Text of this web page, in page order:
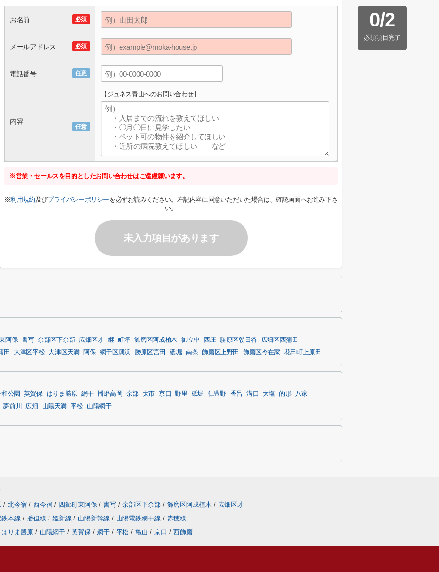
0/2
必須項目完了
必須
お名前
必須
メールアドレス
任意
電話番号
任意
内容
【ジュネス青山へのお問い合わせ】
※営業・セールスを目的としたお問い合わせはご遠慮願います。
※利用規約及びプライバシーポリシーを必ずお読みください。左記内容に同意いただいた場合は、確認画面へお進み下さ
い。
未入力項目があります
阿保 書写 余部区下余部 広畑区才 継 町坪 飾磨区阿成植木 御立中 西庄 勝原区朝日谷
広畑区西蒲田
田
大津区平松 大津区天満 阿保 網干区興浜 勝原区宮田 砥堀 南条 飾磨区上野田 飾磨区今在家 花田町上原田
公園 英賀保 はりま勝原 網干 播磨高岡 余部 太市 京口 野里 砥堀 仁豊野 香呂 溝口 大塩 的形
八家
夢前川
広畑 山陽天満 平松 山陽網干
/ 北今宿 / 西今宿 / 四郷町東阿保 / 書写 / 余部区下余部 / 飾磨区阿成植木 / 広畑区才
本線 / 播但線 / 姫新線 / 山陽新幹線 / 山陽電鉄網干線 / 赤穂線
はりま勝原 / 山陽網干 / 英賀保 / 網干 / 平松 / 亀山 / 京口 / 西飾磨